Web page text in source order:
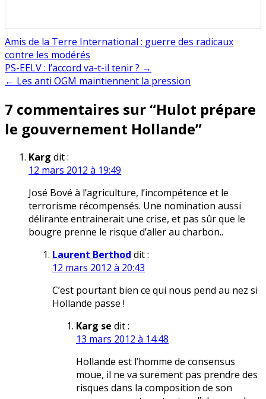
Amis de la Terre International : guerre des radicaux
contre les modérés
Navigation
de
l’article
PS-EELV : l’accord va-t-il tenir ? →
← Les anti OGM maintiennent la pression
7 commentaires sur “Hulot prépare
le gouvernement Hollande”
Karg dit :
12 mars 2012 à 19:49
José Bové à l’agriculture, l’incompétence et le
terrorisme récompensés. Une nomination aussi
délirante entrainerait une crise, et pas sûr que le
bougre prenne le risque d’aller au charbon..
Laurent Berthod dit :
12 mars 2012 à 20:43
C’est pourtant bien ce qui nous pend au nez si
Hollande passe !
Karg se dit :
13 mars 2012 à 14:48
Hollande est l’homme de consensus
moue, il ne va surement pas prendre des
risques dans la composition de son